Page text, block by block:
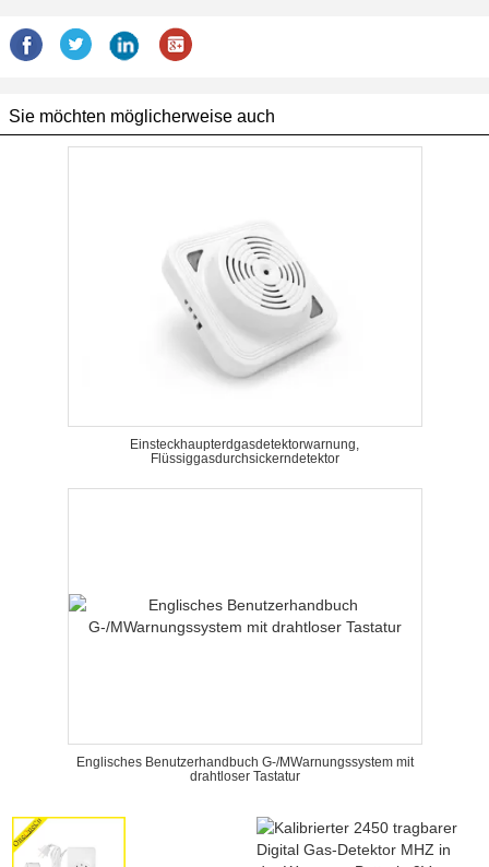
Sie möchten möglicherweise auch
Einsteckhaupterdgasdetektorwarnung,
Flüssiggasdurchsickerndetektor
Englisches Benutzerhandbuch G-/MWarnungssystem mit
drahtloser Tastatur